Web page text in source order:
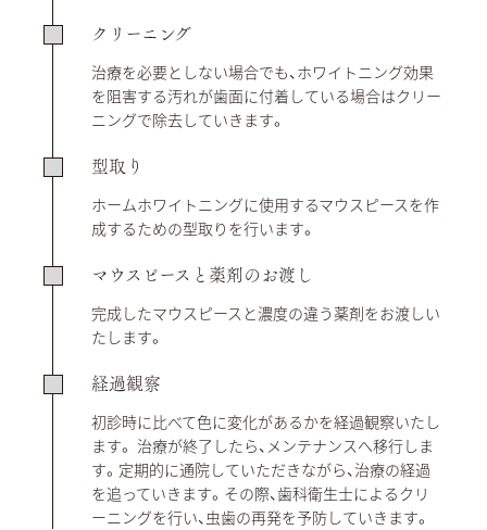
クリーニング
治療を必要としない場合でも、ホワイトニング効果
を阻害する汚れが歯面に付着している場合はクリー
ニングで除去していきます。
型取り
ホームホワイトニングに使用するマウスピースを作
成するための型取りを行います。
マウスピースと薬剤のお渡し
完成したマウスピースと濃度の違う薬剤をお渡しい
たします。
経過観察
初診時に比べて色に変化があるかを経過観察いたし
ます。 治療が終了したら、メンテナンスへ移行しま
す。定期的に通院していただきながら、治療の経過
を追っていきます。その際、歯科衛生士によるクリ
ーニングを行い、虫歯の再発を予防していきます。